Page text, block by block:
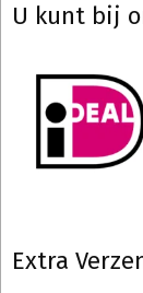
U kunt bij
Extra